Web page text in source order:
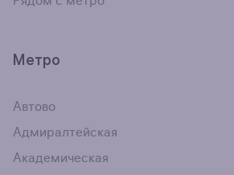
Метро
Автово
Адмиралтейская
Академическая